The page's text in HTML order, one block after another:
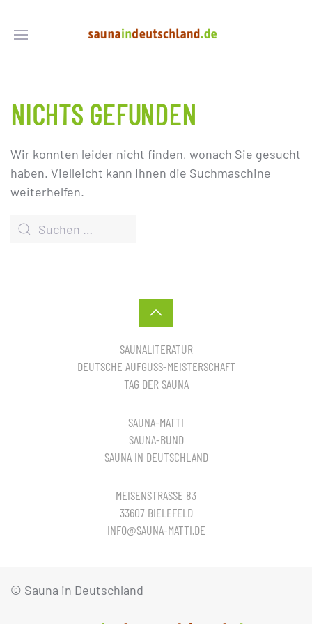
NICHTS GEFUNDEN
Wir konnten leider nicht finden, wonach Sie gesucht
haben. Vielleicht kann Ihnen die Suchmaschine
weiterhelfen.
SAUNALITERATUR
DEUTSCHE AUFGUSS-MEISTERSCHAFT
TAG DER SAUNA
SAUNA-MATTI
SAUNA-BUND
SAUNA IN DEUTSCHLAND
MEISENSTRASSE 83
33607 BIELEFELD
INFO@SAUNA-MATTI.DE
© Sauna in Deutschland